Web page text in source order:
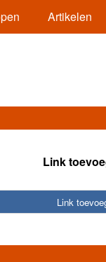
Artikelen
Link
Link